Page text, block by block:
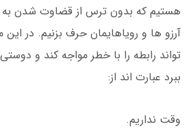
هستیم که بدون ترس از قضاوت شدن به
آرزو ها و رویاهایمان حرف بزنیم. در
تواند رابطه را با خطر مواجه کند و
ببرد عبارت اند از:
وقت نداریم.